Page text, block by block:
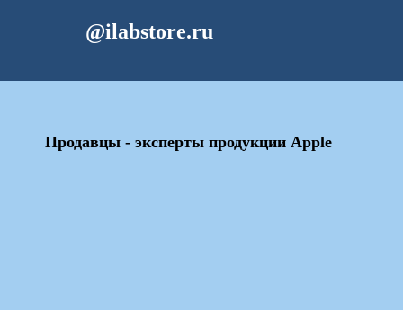
@ilabstore.ru
Продавцы - эксперты продукции Apple